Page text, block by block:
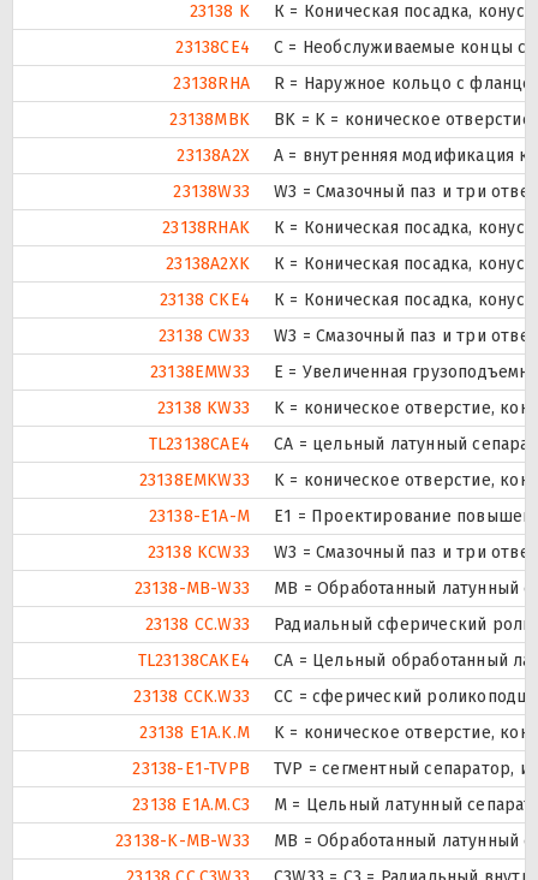
23138 K
К = Коническая посадка,
23138CE4
С = Необслуживаемые концы
23138RHA
R = Наружное кольцо с
23138MBK
BK = K = коническое
23138A2X
A = внутренняя модификация
23138W33
W3 = Смазочный паз и три
23138RHAK
К = Коническая посадка,
23138A2XK
К = Коническая посадка,
23138 CKE4
К = Коническая посадка,
23138 CW33
W3 = Смазочный паз и три
23138EMW33
E = Увеличенная
23138 KW33
K = коническое отверстие,
TL23138CAE4
CA = цельный латунный
23138EMKW33
K = коническое отверстие,
23138-E1A-M
E1 = Проектирование
23138 KCW33
W3 = Смазочный паз и три
23138-MB-W33
MB = Обработанный латунный
23138 CC.W33
Радиальный сферический
TL23138CAKE4
CA = Цельный обработанный
23138 CCK.W33
CC = сферический
23138 E1A.K.M
K = коническое отверстие,
23138-E1-TVPB
TVP = сегментный сепаратор,
23138 E1A.M.C3
M = Цельный латунный
23138-K-MB-W33
MB = Обработанный латунный